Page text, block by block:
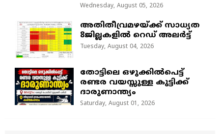
Wednesday, August 05, 2026
അതിതീവ്രമഴയ്ക്ക് സാധ്യത
8ജില്ലകളിൽ റെഡ് അലർട്ട്
Tuesday, August 04, 2026
തോട്ടിലെ ഒഴുക്കിൽപെട്ട്
രണ്ടര വയസ്സുള്ള കുട്ടിക്ക്
ദാരുണാന്ത്യം
Saturday, August 01, 2026